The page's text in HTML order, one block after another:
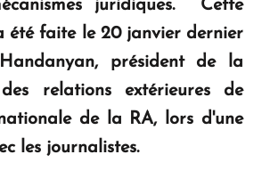
juridiques. Cette
été faite le 20 janvier dernier
président de la
des relations extérieures de
de la RA, lors d'une
les journalistes.